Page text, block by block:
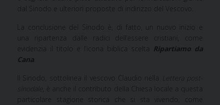
dal Sinodo e ulteriori proposte di indirizzo del Vescovo.
La conclusione del Sinodo è, di fatto, un nuovo inizio e
una ripartenza dalle radici dell’essere cristiani, come
evidenzia il titolo e l’icona biblica scelta Ripartiamo da
Cana
Il Sinodo, sottolinea il vescovo Claudio nella
, è anche il contributo della Chiesa locale a questa
particolare stagione storica che si sta vivendo, come